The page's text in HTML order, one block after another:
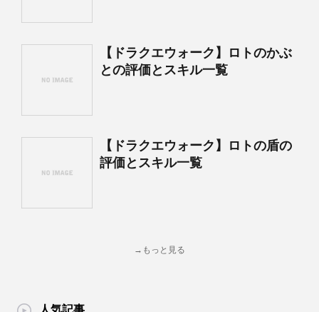
【ドラクエウォーク】ロトのかぶ
との評価とスキル一覧
【ドラクエウォーク】ロトの盾の
評価とスキル一覧
→もっと見る
人気記事